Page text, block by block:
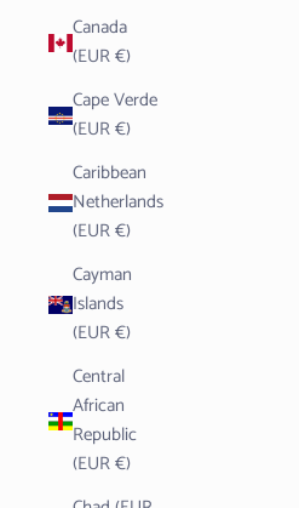
Canada
(EUR €)
Cape Verde
(EUR €)
Caribbean
Netherlands
(EUR €)
Cayman
Islands
(EUR €)
Central
African
Republic
(EUR €)